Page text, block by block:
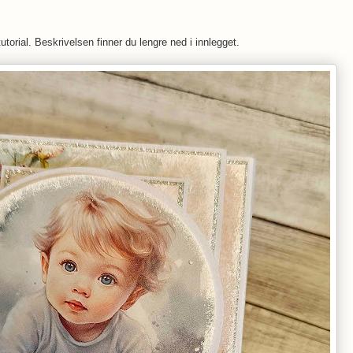
Beskrivelsen finner du lengre ned i innlegget.